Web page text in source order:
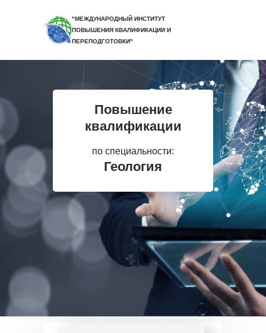
"МЕЖДУНАРОДНЫЙ ИНСТИТУТ
ПОВЫШЕНИЯ КВАЛИФИКАЦИИ И
ПЕРЕПОДГОТОВКИ"
Повышение
квалификации
по специальности:
Геология